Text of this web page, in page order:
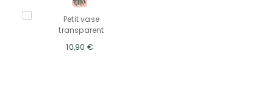
Petit vase
transparent
10,90 €